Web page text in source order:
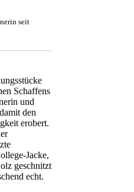
seit
Schaffens
und
den
erobert.
Jacke,
geschnitzt
echt.